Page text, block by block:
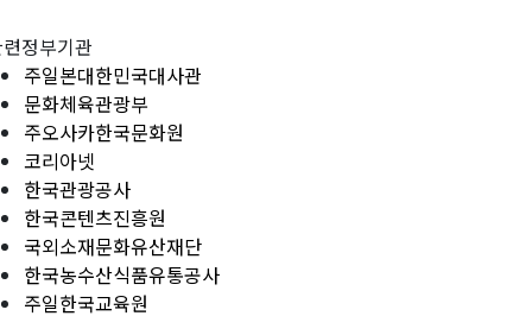
정부기관
주일본대한민국대사관
문화체육관광부
주오사카한국문화원
코리아넷
한국관광공사
한국콘텐츠진흥원
국외소재문화유산재단
한국농수산식품유통공사
주일한국교육원